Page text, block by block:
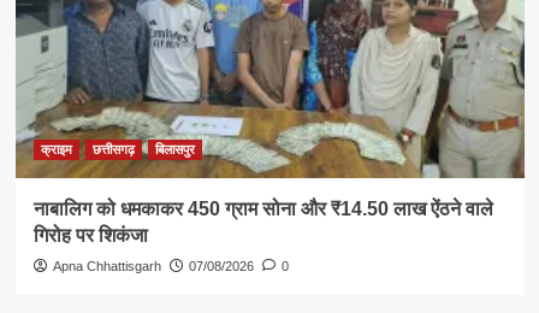
क्राइम छत्तीसगढ़ बिलासपुर
नाबालिग को धमकाकर 450 ग्राम सोना और ₹14.50 लाख ऐंठने वाले
गिरोह पर शिकंजा
Apna Chhattisgarh 07/08/2026 0